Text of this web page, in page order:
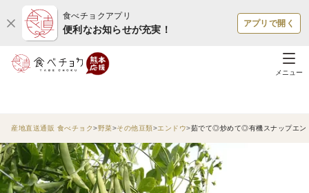
食べチョクアプリ
便利なお知らせが充実！
アプリで開く
メニュー
産地直送通販 食べチョク 野菜 その他豆類 エンドウ 茹でて◎炒めて◎有機スナップエン